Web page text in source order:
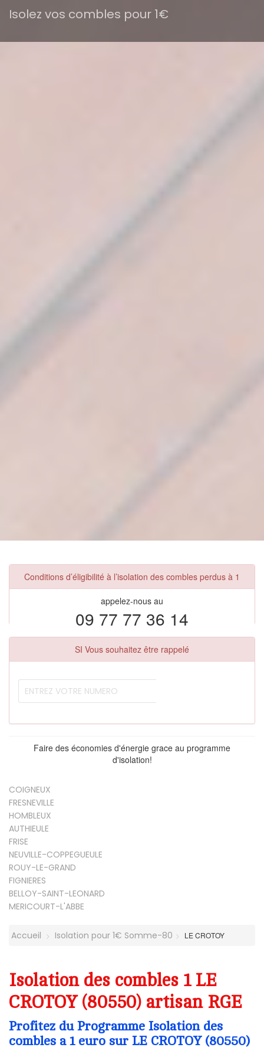
Isolez vos combles pour 1€
Conditions d’éligibilité à l’isolation des combles perdus à 1
appelez-nous au
09 77 77 36 14
SI Vous souhaitez être rappelé
Faire des économies d'énergie grace au programme
d'isolation!
COIGNEUX
FRESNEVILLE
HOMBLEUX
AUTHIEULE
FRISE
NEUVILLE-COPPEGUEULE
ROUY-LE-GRAND
FIGNIERES
BELLOY-SAINT-LEONARD
MERICOURT-L'ABBE
Accueil Isolation pour 1€ Somme-80 LE CROTOY
Isolation des combles 1 LE
CROTOY (80550) artisan RGE
Profitez du Programme Isolation des
combles a 1 euro sur LE CROTOY (80550)